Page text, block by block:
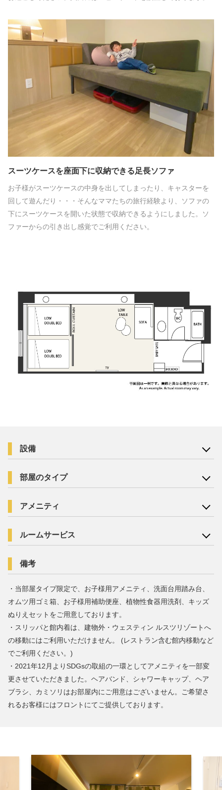
スーツケースを座面下に収納できる足長ソファ
お子様がスーツケースの中身を出してしまったり、キャスターを
回して遊んだり・・・そんなママたちの旅行経験より、ソファの
下にスーツケースを開いた状態で収納できるようにしました。ソ
ファーからの引き出し感覚でご利用ください。
設備
部屋のタイプ
アメニティ
ルームサービス
備考
・当部屋タイプ限定で、お子様用アメニティ、洗面台用踏み台、
オムツ用ゴミ箱、お子様用補助便座、植物性食器用洗剤、キッズ
ぬりえセットをご用意しております。
・スリッパと館内着は、建物外・ウェスティン ルスツリゾートへ
の移動にはご利用いただけません。 (レストラン含む館内移動など
でご利用ください。)
・2021年12月よりSDGsの取組の一環としてアメニティを一部変
更させていただきました。ヘアバンド、シャワーキャップ、ヘア
ブラシ、カミソリはお部屋内にご用意はございません。ご希望さ
れるお客様にはフロントにてご提供しております。